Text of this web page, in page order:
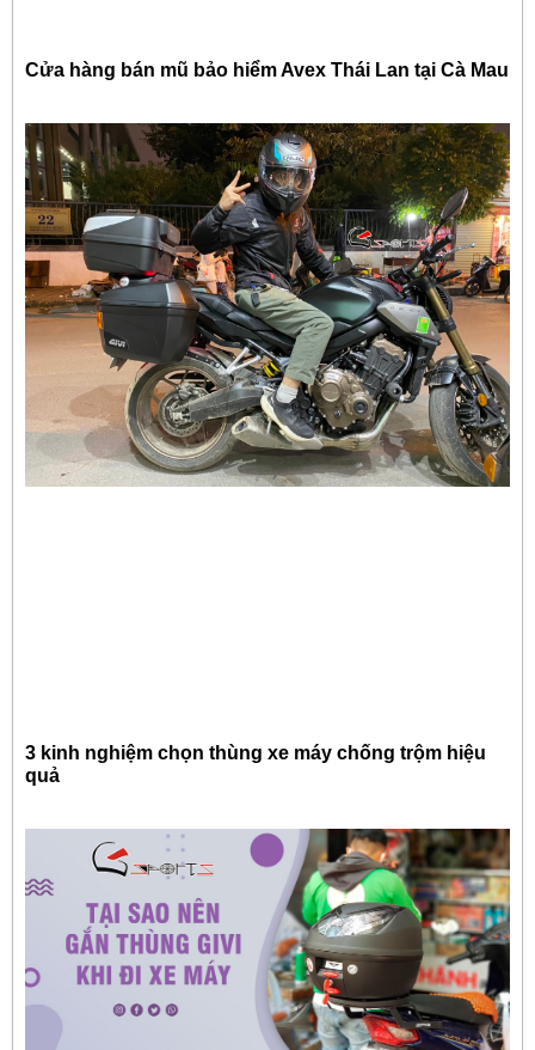
Cửa hàng bán mũ bảo hiểm Avex Thái Lan tại Cà Mau
3 kinh nghiệm chọn thùng xe máy chống trộm hiệu
quả